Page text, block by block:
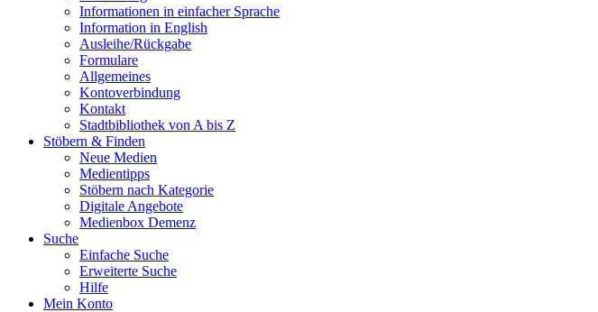
Informationen in einfacher Sprache
Information in English
Ausleihe/Rückgabe
Formulare
Allgemeines
Kontoverbindung
Kontakt
Stadtbibliothek von A bis Z
Stöbern & Finden
Neue Medien
Medientipps
Stöbern nach Kategorie
Digitale Angebote
Medienbox Demenz
Suche
Einfache Suche
Erweiterte Suche
Hilfe
Mein Konto